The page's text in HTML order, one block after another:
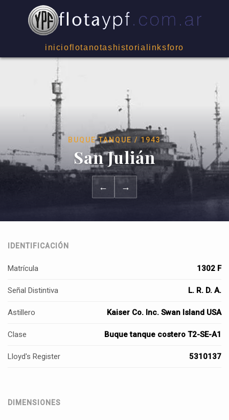
inicioflota notas historia linksforo
BUQUE TANQUE / 1943
San Julián
← →
IDENTIFICACIÓN
Matrícula 1302 F
Señal Distintiva L. R. D. A.
Astillero Kaiser Co. Inc. Swan Island USA
Clase Buque tanque costero T2-SE-A1
Lloyd's Register 5310137
DIMENSIONES